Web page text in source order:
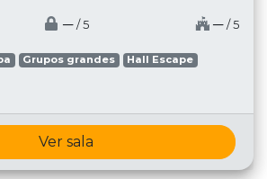
─ / 5 ─ / 5
Grupos grandes
Hall Escape
Ver sala